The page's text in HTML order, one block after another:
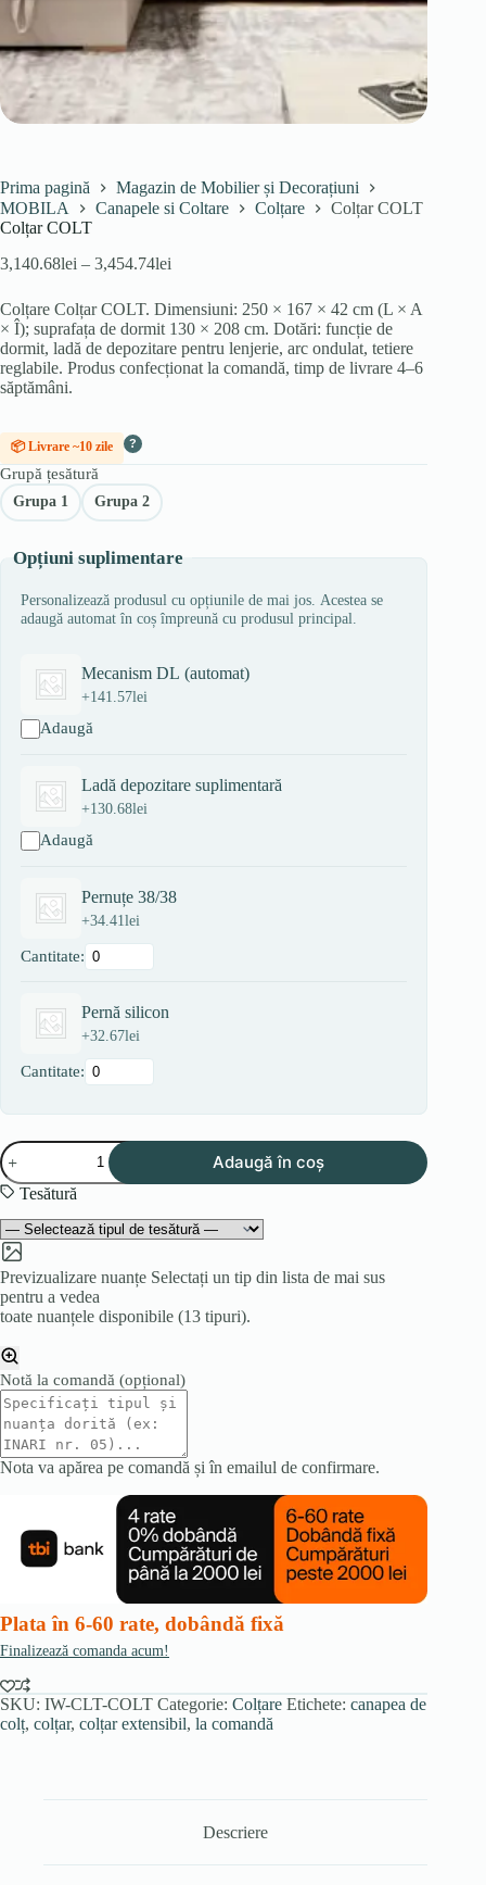
Prima pagină
Magazin de Mobilier și Decorațiuni
MOBILA
Canapele si Coltare Colțare
Colțar COLT
Colțar COLT
3,140.68lei – 3,454.74lei
prețuri:
3,140.68lei
până
la
3,454.74lei
Colțare Colțar COLT. Dimensiuni: 250 × 167 × 42 cm (L × A
× Î); suprafața de dormit 130 × 208 cm. Dotări: funcție de
dormit, ladă de depozitare pentru lenjerie, arc ondulat, tetiere
reglabile. Produs confecționat la comandă, timp de livrare 4–6
săptămâni.
📦 Livrare ~10 zile ?
Grupă țesătură
Grupa 1 Grupa 2
Opțiuni suplimentare
Personalizează produsul cu opțiunile de mai jos. Acestea se
adaugă automat în coș împreună cu produsul principal.
Mecanism DL (automat)
+141.57lei
Adaugă
Ladă depozitare suplimentară
+130.68lei
Adaugă
Pernuțe 38/38
+34.41lei
Cantitate:
Pernă silicon
+32.67lei
Cantitate:
Cantitate
Colțar
COLT
Adaugă în coș
Tesătură
Previzualizare nuanțe Selectați un tip din lista de mai sus
pentru a vedea
toate nuanțele disponibile (13 tipuri).
Notă la comandă (opțional)
Nota va apărea pe comandă și în emailul de confirmare.
Plata în 6-60 rate, dobândă fixă
Finalizează comanda acum!
SKU: IW-CLT-COLT Categorie: Colțare Etichete: canapea de
colț, colțar, colțar extensibil, la comandă
Descriere